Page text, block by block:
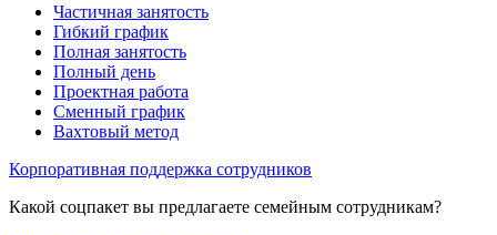
Частичная занятость
Гибкий график
Полная занятость
Полный день
Проектная работа
Сменный график
Вахтовый метод
Корпоративная поддержка сотрудников
Какой соцпакет вы предлагаете семейным сотрудникам?